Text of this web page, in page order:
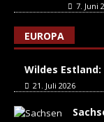
7. Juni
EUROPA
Wildes
21. Juli 2026